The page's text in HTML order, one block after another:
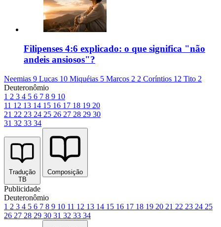
Filipenses 4:6 explicado: o que significa "não
andeis ansiosos"?
Neemias 9 Lucas 10 Miquéias 5 Marcos 2 2 Coríntios 12 Tito 2
Deuteronômio
1 2 3 4 5 6 7 8 9 10
11 12 13 14 15 16 17 18 19 20
21 22 23 24 25 26 27 28 29 30
31 32 33 34
Tradução
TB
Composição
Publicidade
Deuteronômio
1 2 3 4 5 6 7 8 9 10 11 12 13 14 15 16 17 18 19 20 21 22 23 24 25
26 27 28 29 30 31 32 33 34